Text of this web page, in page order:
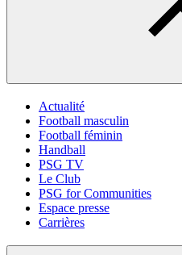
Actualité
Football masculin
Football féminin
Handball
PSG TV
Le Club
PSG for Communities
Espace presse
Carrières